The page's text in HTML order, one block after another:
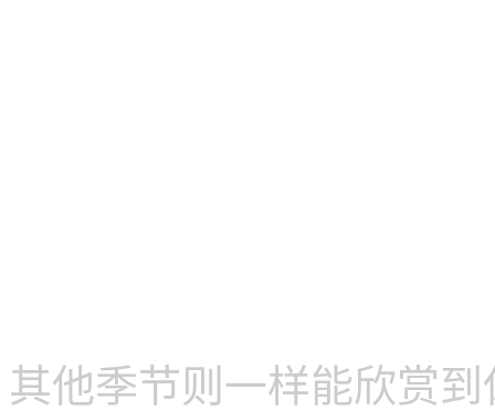
其他季节则一样能欣赏